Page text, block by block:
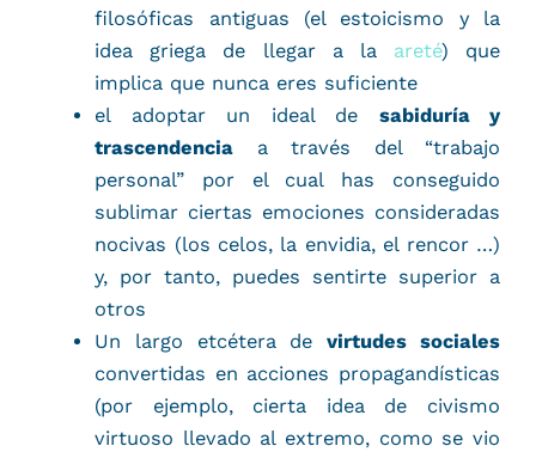
filosóficas antiguas (el estoicismo y la
idea griega de llegar a la areté) que
implica que nunca eres suficiente
el adoptar un ideal de sabiduría y
trascendencia a través del “trabajo
personal” por el cual has conseguido
sublimar ciertas emociones consideradas
nocivas (los celos, la envidia, el rencor …)
y, por tanto, puedes sentirte superior a
otros
Un largo etcétera devirtudes sociales
convertidas en acciones propagandísticas
(por ejemplo, cierta idea de civismo
virtuoso llevado al extremo, como se vio